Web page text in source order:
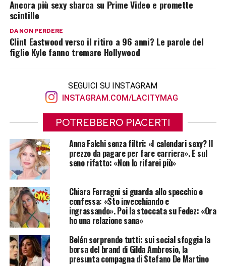
Ancora più sexy sbarca su Prime Video e promette
scintille
DA NON PERDERE
Clint Eastwood verso il ritiro a 96 anni? Le parole del
figlio Kyle fanno tremare Hollywood
SEGUICI SU INSTAGRAM
INSTAGRAM.COM/LACITYMAG
POTREBBERO PIACERTI
Anna Falchi senza filtri: «I calendari sexy? Il
prezzo da pagare per fare carriera». E sul
seno rifatto: «Non lo rifarei più»
Chiara Ferragni si guarda allo specchio e
confessa: «Sto invecchiando e
ingrassando». Poi la stoccata su Fedez: «Ora
ho una relazione sana»
Belén sorprende tutti: sui social sfoggia la
borsa del brand di Gilda Ambrosio, la
presunta compagna di Stefano De Martino